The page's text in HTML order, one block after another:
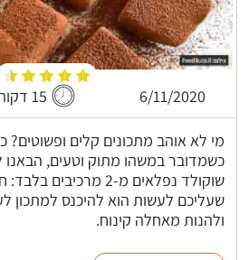
6/11/2020 15 דקות
מי לא אוהב מתכונים קלים ופשוטים?
כשמדובר במשהו מתוק וטעים,
שוקולד נפלאים מ-2
שעליכם לעשות הוא להיכנס למתכון
ולהנות מאחלה קינוח.